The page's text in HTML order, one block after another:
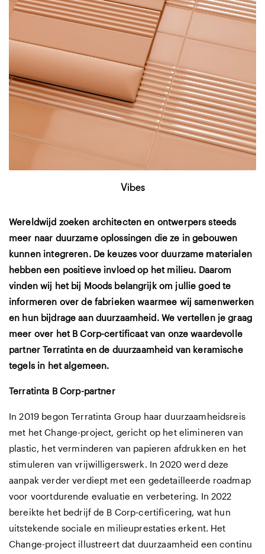
Vibes
Wereldwijd zoeken architecten en ontwerpers steeds
meer naar duurzame oplossingen die ze in gebouwen
kunnen integreren. De keuzes voor duurzame materialen
hebben een positieve invloed op het milieu. Daarom
vinden wij het bij Moods belangrijk om jullie goed te
informeren over de fabrieken waarmee wij samenwerken
en hun bijdrage aan duurzaamheid. We vertellen je graag
meer over het B Corp-certificaat van onze waardevolle
partner Terratinta en de duurzaamheid van keramische
tegels in het algemeen.
Terratinta B Corp-partner
In 2019 begon Terratinta Group haar duurzaamheidsreis
met het Change-project, gericht op het elimineren van
plastic, het verminderen van papieren afdrukken en het
stimuleren van vrijwilligerswerk. In 2020 werd deze
aanpak verder verdiept met een gedetailleerde roadmap
voor voortdurende evaluatie en verbetering. In 2022
bereikte het bedrijf de B Corp-certificering, wat hun
uitstekende sociale en milieuprestaties erkent. Het
Change-project illustreert dat duurzaamheid een continu